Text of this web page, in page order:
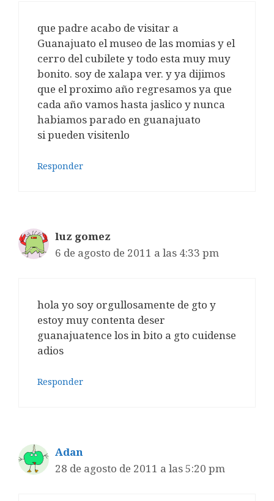
que padre acabo de visitar a
Guanajuato el museo de las momias y el
cerro del cubilete y todo esta muy muy
bonito. soy de xalapa ver. y ya dijimos
que el proximo año regresamos ya que
cada año vamos hasta jaslico y nunca
habiamos parado en guanajuato
si pueden visitenlo
Responder
luz gomez
6 de agosto de 2011 a las 4:33 pm
hola yo soy orgullosamente de gto y
estoy muy contenta deser
guanajuatence los in bito a gto cuidense
adios
Responder
Adan
28 de agosto de 2011 a las 5:20 pm